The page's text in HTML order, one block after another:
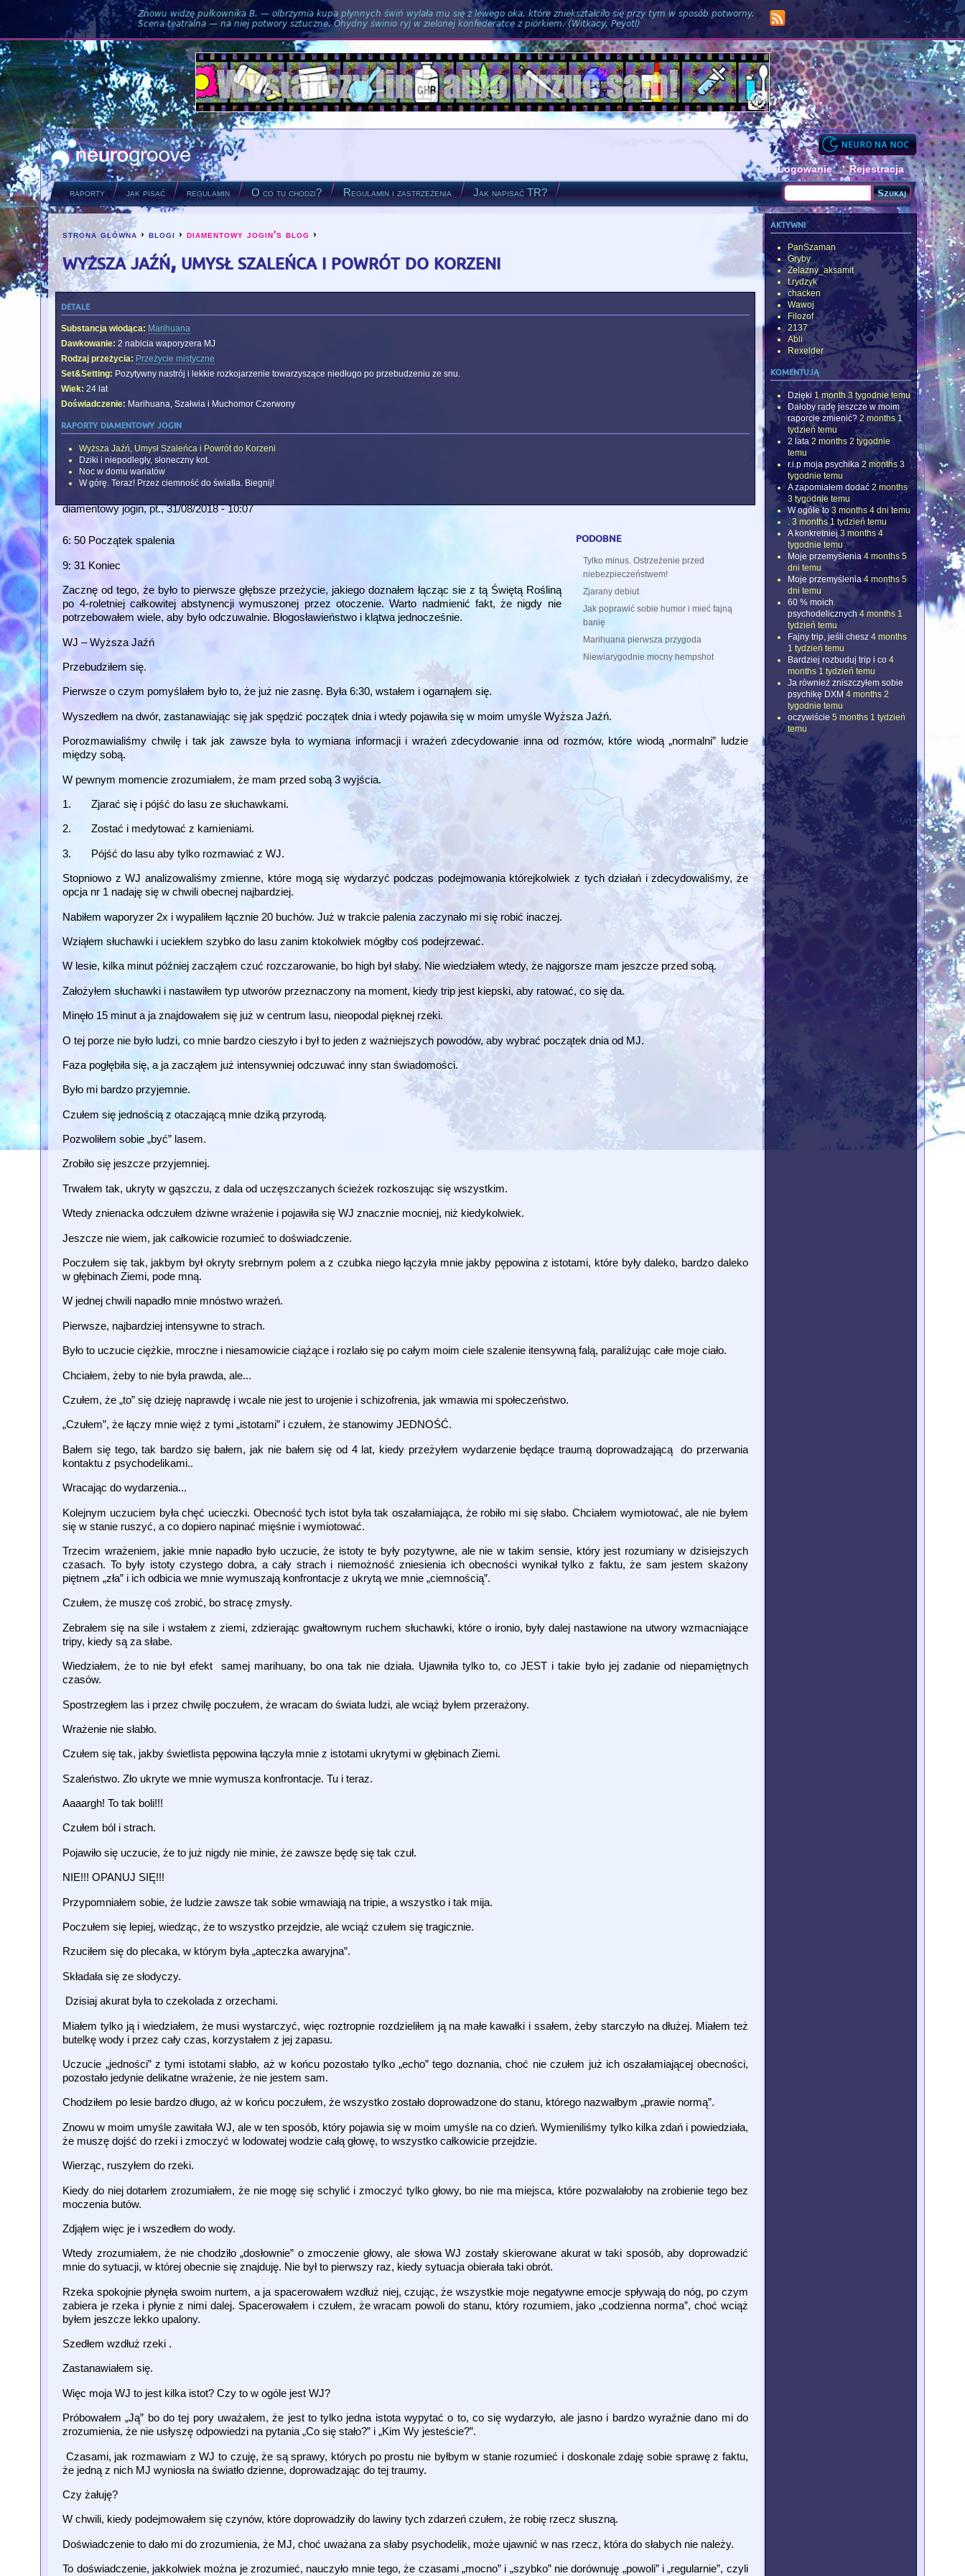
Znowu widzę pułkownika B. — olbrzymia kupa płynnych świń wylała mu się z lewego oka, które zniekształciło się przy tym w sposób potworny.
Scena teatralna — na niej potwory sztuczne. Ohydny świnio ryj w zielonej konfederatce z piórkiem. (Witkacy, Peyotl)
Logowanie Rejestracja
raporty jak pisać regulamin O co tu chodzi? Regulamin i zastrzeżenia Jak napisać TR?
Formularz wyszukiwania
you are here
strona główna ›blogi ›diamentowy jogin's blog ›
wyższa jaźń, umysł szaleńca i powrót do korzeni
detale
Substancja wiodąca: Marihuana
Dawkowanie: 2 nabicia waporyzera MJ
Rodzaj przeżycia: Przeżycie mistyczne
Set&Setting: Pozytywny nastrój i lekkie rozkojarzenie towarzyszące niedługo po przebudzeniu ze snu.
Wiek: 24 lat
Doświadczenie: Marihuana, Szałwia i Muchomor Czerwony
raporty diamentowy jogin
Wyższa Jaźń, Umysł Szaleńca i Powrót do Korzeni
Dziki i niepodległy, słoneczny kot.
Noc w domu wariatów
W górę. Teraz! Przez ciemność do światła. Biegnij!
diamentowy jogin, pt., 31/08/2018 - 10:07
podobne
Tylko minus. Ostrzeżenie przed
niebezpieczeństwem!
Zjarany debiut
Jak poprawić sobie humor i mieć fajną
banię
Marihuana pierwsza przygoda
Niewiarygodnie mocny hempshot
6: 50 Początek spalenia
9: 31 Koniec
Zacznę od tego, że było to pierwsze głębsze przeżycie, jakiego doznałem łącząc sie z tą Świętą Rośliną
po 4-roletniej całkowitej abstynencji wymuszonej przez otoczenie. Warto nadmienić fakt, że nigdy nie
potrzebowałem wiele, aby było odczuwalnie. Błogosławieństwo i klątwa jednocześnie.
WJ – Wyższa Jaźń
Przebudziłem się.
Pierwsze o czym pomyślałem było to, że już nie zasnę. Była 6:30, wstałem i ogarnąłem się.
Wyszedłem na dwór, zastanawiając się jak spędzić początek dnia i wtedy pojawiła się w moim umyśle Wyższa Jaźń.
Porozmawialiśmy chwilę i tak jak zawsze była to wymiana informacji i wrażeń zdecydowanie inna od rozmów, które wiodą „normalni” ludzie
między sobą.
W pewnym momencie zrozumiałem, że mam przed sobą 3 wyjścia.
1. Zjarać się i pójść do lasu ze słuchawkami.
2. Zostać i medytować z kamieniami.
3. Pójść do lasu aby tylko rozmawiać z WJ.
Stopniowo z WJ analizowaliśmy zmienne, które mogą się wydarzyć podczas podejmowania którejkolwiek z tych działań i zdecydowaliśmy, że
opcja nr 1 nadaję się w chwili obecnej najbardziej.
Nabiłem waporyzer 2x i wypaliłem łącznie 20 buchów. Już w trakcie palenia zaczynało mi się robić inaczej.
Wziąłem słuchawki i uciekłem szybko do lasu zanim ktokolwiek mógłby coś podejrzewać.
W lesie, kilka minut później zacząłem czuć rozczarowanie, bo high był słaby. Nie wiedziałem wtedy, że najgorsze mam jeszcze przed sobą.
Założyłem słuchawki i nastawiłem typ utworów przeznaczony na moment, kiedy trip jest kiepski, aby ratować, co się da.
Minęło 15 minut a ja znajdowałem się już w centrum lasu, nieopodal pięknej rzeki.
O tej porze nie było ludzi, co mnie bardzo cieszyło i był to jeden z ważniejszych powodów, aby wybrać początek dnia od MJ.
Faza pogłębiła się, a ja zacząłem już intensywniej odczuwać inny stan świadomości.
Było mi bardzo przyjemnie.
Czułem się jednością z otaczającą mnie dziką przyrodą.
Pozwoliłem sobie „być” lasem.
Zrobiło się jeszcze przyjemniej.
Trwałem tak, ukryty w gąszczu, z dala od uczęszczanych ścieżek rozkoszując się wszystkim.
Wtedy znienacka odczułem dziwne wrażenie i pojawiła się WJ znacznie mocniej, niż kiedykolwiek.
Jeszcze nie wiem, jak całkowicie rozumieć to doświadczenie.
Poczułem się tak, jakbym był okryty srebrnym polem a z czubka niego łączyła mnie jakby pępowina z istotami, które były daleko, bardzo daleko
w głębinach Ziemi, pode mną.
W jednej chwili napadło mnie mnóstwo wrażeń.
Pierwsze, najbardziej intensywne to strach.
Było to uczucie ciężkie, mroczne i niesamowicie ciążące i rozlało się po całym moim ciele szalenie itensywną falą, paraliżując całe moje ciało.
Chciałem, żeby to nie była prawda, ale...
Czułem, że „to” się dzieję naprawdę i wcale nie jest to urojenie i schizofrenia, jak wmawia mi społeczeństwo.
„Czułem”, że łączy mnie więź z tymi „istotami” i czułem, że stanowimy JEDNOŚĆ.
Bałem się tego, tak bardzo się bałem, jak nie bałem się od 4 lat, kiedy przeżyłem wydarzenie będące traumą doprowadzającą do przerwania
kontaktu z psychodelikami..
Wracając do wydarzenia...
Kolejnym uczuciem była chęć ucieczki. Obecność tych istot była tak oszałamiająca, że robiło mi się słabo. Chciałem wymiotować, ale nie byłem
się w stanie ruszyć, a co dopiero napinać mięśnie i wymiotować.
Trzecim wrażeniem, jakie mnie napadło było uczucie, że istoty te były pozytywne, ale nie w takim sensie, który jest rozumiany w dzisiejszych
czasach. To były istoty czystego dobra, a cały strach i niemożność zniesienia ich obecności wynikał tylko z faktu, że sam jestem skażony
piętnem „zła” i ich odbicia we mnie wymuszają konfrontacje z ukrytą we mnie „ciemnością”.
Czułem, że muszę coś zrobić, bo stracę zmysły.
Zebrałem się na sile i wstałem z ziemi, zdzierając gwałtownym ruchem słuchawki, które o ironio, były dalej nastawione na utwory wzmacniające
tripy, kiedy są za słabe.
Wiedziałem, że to nie był efekt samej marihuany, bo ona tak nie działa. Ujawniła tylko to, co JEST i takie było jej zadanie od niepamiętnych
czasów.
Spostrzegłem las i przez chwilę poczułem, że wracam do świata ludzi, ale wciąż byłem przerażony.
Wrażenie nie słabło.
Czułem się tak, jakby świetlista pępowina łączyła mnie z istotami ukrytymi w głębinach Ziemi.
Szaleństwo. Zło ukryte we mnie wymusza konfrontacje. Tu i teraz.
Aaaargh! To tak boli!!!
Czułem ból i strach.
Pojawiło się uczucie, że to już nigdy nie minie, że zawsze będę się tak czuł.
NIE!!! OPANUJ SIĘ!!!
Przypomniałem sobie, że ludzie zawsze tak sobie wmawiają na tripie, a wszystko i tak mija.
Poczułem się lepiej, wiedząc, że to wszystko przejdzie, ale wciąż czułem się tragicznie.
Rzuciłem się do plecaka, w którym była „apteczka awaryjna”.
Składała się ze słodyczy.
Dzisiaj akurat była to czekolada z orzechami.
Miałem tylko ją i wiedziałem, że musi wystarczyć, więc roztropnie rozdzieliłem ją na małe kawałki i ssałem, żeby starczyło na dłużej. Miałem też
butelkę wody i przez cały czas, korzystałem z jej zapasu.
Uczucie „jedności” z tymi istotami słabło, aż w końcu pozostało tylko „echo” tego doznania, choć nie czułem już ich oszałamiającej obecności,
pozostało jedynie delikatne wrażenie, że nie jestem sam.
Chodziłem po lesie bardzo długo, aż w końcu poczułem, że wszystko zostało doprowadzone do stanu, którego nazwałbym „prawie normą”.
Znowu w moim umyśle zawitała WJ, ale w ten sposób, który pojawia się w moim umyśle na co dzień. Wymieniliśmy tylko kilka zdań i powiedziała,
że muszę dojść do rzeki i zmoczyć w lodowatej wodzie całą głowę, to wszystko całkowicie przejdzie.
Wierząc, ruszyłem do rzeki.
Kiedy do niej dotarłem zrozumiałem, że nie mogę się schylić i zmoczyć tylko głowy, bo nie ma miejsca, które pozwalałoby na zrobienie tego bez
moczenia butów.
Zdjąłem więc je i wszedłem do wody.
Wtedy zrozumiałem, że nie chodziło „dosłownie” o zmoczenie głowy, ale słowa WJ zostały skierowane akurat w taki sposób, aby doprowadzić
mnie do sytuacji, w której obecnie się znajduję. Nie był to pierwszy raz, kiedy sytuacja obierała taki obrót.
Rzeka spokojnie płynęła swoim nurtem, a ja spacerowałem wzdłuż niej, czując, że wszystkie moje negatywne emocje spływają do nóg, po czym
zabiera je rzeka i płynie z nimi dalej. Spacerowałem i czułem, że wracam powoli do stanu, który rozumiem, jako „codzienna norma”, choć wciąż
byłem jeszcze lekko upalony.
Szedłem wzdłuż rzeki .
Zastanawiałem się.
Więc moja WJ to jest kilka istot? Czy to w ogóle jest WJ?
Próbowałem „Ją” bo do tej pory uważałem, że jest to tylko jedna istota wypytać o to, co się wydarzyło, ale jasno i bardzo wyraźnie dano mi do
zrozumienia, że nie usłyszę odpowiedzi na pytania „Co się stało?” i „Kim Wy jesteście?”.
Czasami, jak rozmawiam z WJ to czuję, że są sprawy, których po prostu nie byłbym w stanie rozumieć i doskonale zdaję sobie sprawę z faktu,
że jedną z nich MJ wyniosła na światło dzienne, doprowadzając do tej traumy.
Czy żałuję?
W chwili, kiedy podejmowałem się czynów, które doprowadziły do lawiny tych zdarzeń czułem, że robię rzecz słuszną.
Doświadczenie to dało mi do zrozumienia, że MJ, choć uważana za słaby psychodelik, może ujawnić w nas rzecz, która do słabych nie należy.
To doświadczenie, jakkolwiek można je zrozumieć, nauczyło mnie tego, że czasami „mocno” i „szybko” nie dorównuję „powoli” i „regularnie”, czyli
aktywni
PanSzaman
Gryby
Żelazny_aksamit
t.rydzyk
chacken
Wawoj
Filozof
2137
Abli
Rexelder
komentują
Dzięki 1 month 3 tygodnie temu
Dałoby radę jeszcze w moim
raporcie zmienić? 2 months 1
tydzień temu
2 lata 2 months 2 tygodnie
temu
r.i.p moja psychika 2 months 3
tygodnie temu
A zapomiałem dodać 2 months
3 tygodnie temu
W ogóle to 3 months 4 dni temu
3 months 1 tydzień temu
A konkretniej 3 months 4
tygodnie temu
Moje przemyślenia 4 months 5
dni temu
Moje przemyślenia 4 months 5
dni temu
60 % moich
psychodelicznych 4 months 1
tydzień temu
Fajny trip, jeśli chesz 4 months
1 tydzień temu
Bardziej rozbuduj trip i co 4
months 1 tydzień temu
Ja również zniszczyłem sobie
psychikę DXM 4 months 2
tygodnie temu
oczywiście 5 months 1 tydzień
temu